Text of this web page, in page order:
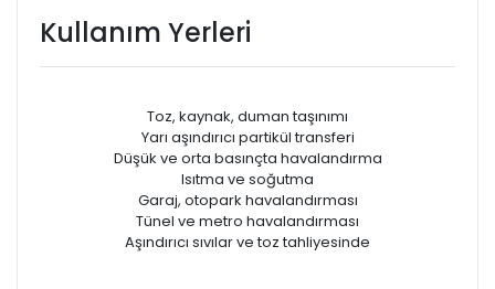
Kullanım Yerleri
Toz, kaynak, duman taşınımı
Yarı aşındırıcı partikül transferi
Düşük ve orta basınçta havalandırma
Isıtma ve soğutma
Garaj, otopark havalandırması
Tünel ve metro havalandırması
Aşındırıcı sıvılar ve toz tahliyesinde